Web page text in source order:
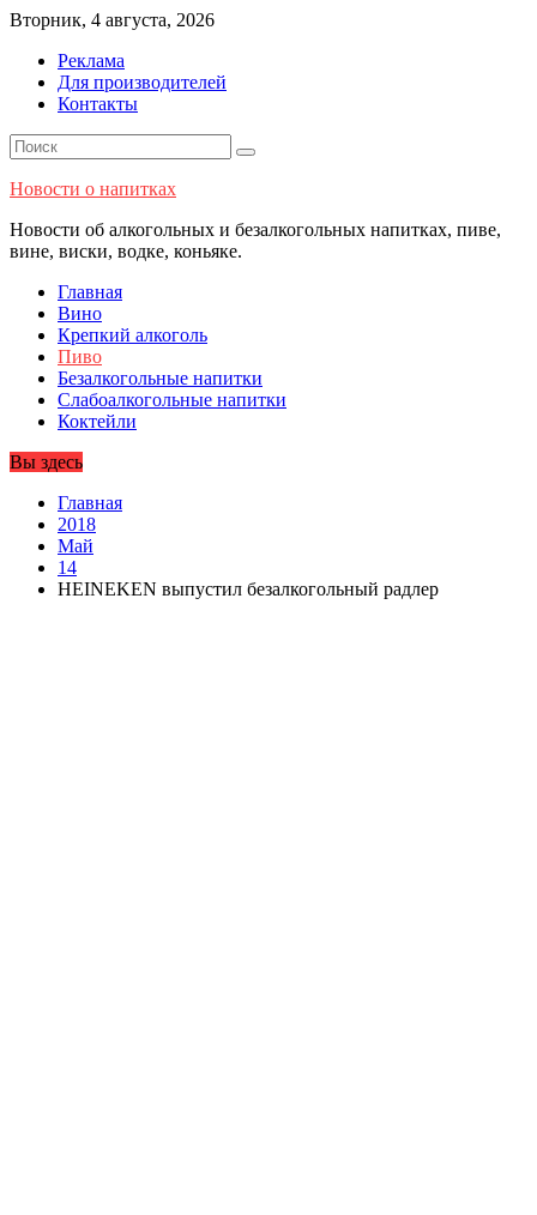
Перейти
содержимому
Вторник, 4 августа, 2026
Реклама
Для производителей
Контакты
Новости о напитках
Новости об алкогольных и безалкогольных напитках, пиве,
вине, виски, водке, коньяке.
Главная
Вино
Крепкий алкоголь
Пиво
Безалкогольные напитки
Слабоалкогольные напитки
Коктейли
Вы здесь
Главная
2018
Май
14
HEINEKEN выпустил безалкогольный радлер